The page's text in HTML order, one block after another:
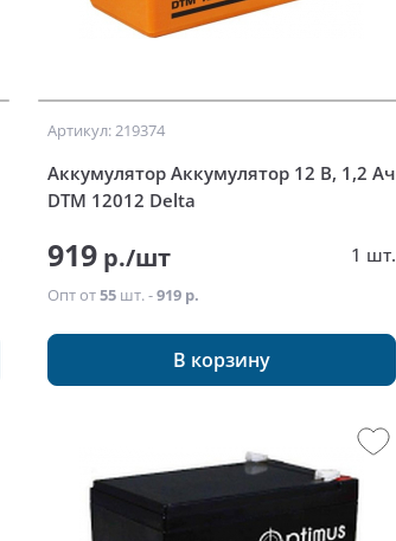
Артикул: 219374
Аккумулятор Аккумулятор 12 В, 1,2 Ач
DTM 12012 Delta
919р./шт 1 шт.
Опт от55шт. -919 р.
В корзину